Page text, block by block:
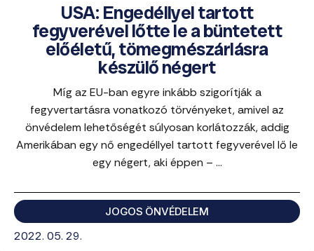
USA: Engedéllyel tartott
fegyverével lőtte le a büntetett
előéletű, tömegmészárlásra
készülő négert
Míg az EU-ban egyre inkább szigorítják a
fegyvertartásra vonatkozó törvényeket, amivel az
önvédelem lehetőségét súlyosan korlátozzák, addig
Amerikában egy nő engedéllyel tartott fegyverével lő le
egy négert, aki éppen – ...
JOGOS ÖNVÉDELEM
2022. 05. 29.